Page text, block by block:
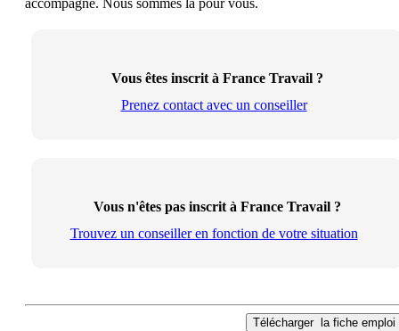
accompagné. Nous sommes là pour vous.
Vous êtes inscrit à France Travail ?
Prenez contact avec un conseiller
Vous n'êtes pas inscrit à France Travail ?
Trouvez un conseiller en fonction de votre situation
Télécharger la fiche emploi